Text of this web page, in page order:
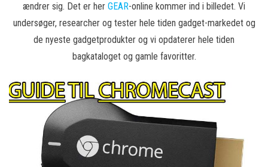
ændrer sig. Det er her GEAR-online kommer ind i billedet. Vi
undersøger, researcher og tester hele tiden gadget-markedet og
de nyeste gadgetprodukter og vi opdaterer hele tiden
bagkataloget og gamle favoritter.